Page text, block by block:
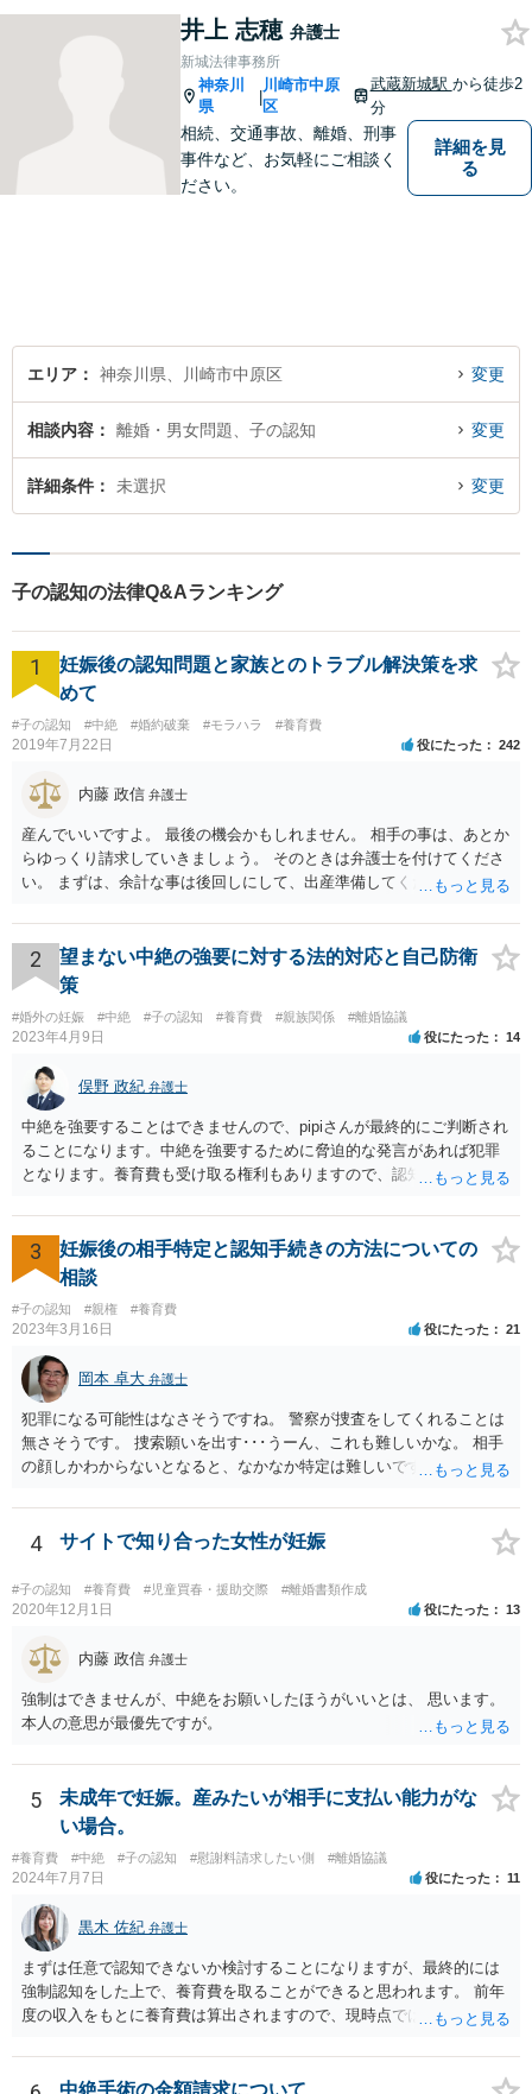
なんでも気軽に相談できる
「町のお医者さん」のような
弁護士でありたいと思ってお
ります。【電話相談可】
井上 志穂 弁護士
新城法律事務所
神奈川
県
|
川崎市中原
区
武蔵新城駅 から徒歩2
分
相続、交通事故、離婚、刑事
事件など、お気軽にご相談く
ださい。
詳細を見
る
エリア 神奈川県、川崎市中原区 変更
相談内容 離婚・男女問題、子の認知 変更
詳細条件 未選択 変更
子の認知の法律Q&Aランキング
1
妊娠後の認知問題と家族とのトラブル解決策を求
めて
#子の認知 #中絶 #婚約破棄 #モラハラ #養育費
2019年7月22日 役にたった 242
内藤 政信 弁護士
産んでいいですよ。 最後の機会かもしれません。 相手の事は、あとか
らゆっくり請求していきましょう。 そのときは弁護士を付けてくださ
い。 まずは、余計な事は後回しにして、出産準備してください。
2
望まない中絶の強要に対する法的対応と自己防衛
策
#婚外の妊娠 #中絶 #子の認知 #養育費 #親族関係 #離婚協議
2023年4月9日 役にたった 14
俣野 政紀 弁護士
中絶を強要することはできませんので、pipiさんが最終的にご判断され
ることになります。中絶を強要するために脅迫的な発言があれば犯罪
となります。養育費も受け取る権利もありますので、認知等につきお
勧めします。
3
妊娠後の相手特定と認知手続きの方法についての
相談
#子の認知 #親権 #養育費
2023年3月16日 役にたった 21
岡本 卓大 弁護士
犯罪になる可能性はなさそうですね。 警察が捜査をしてくれることは
無さそうです。 捜索願いを出す･･･うーん、これも難しいかな。 相手
の顔しかわからないとなると、なかなか特定は難しいですね。 お役に
4 サイトで知り合った女性が妊娠
#子の認知 #養育費 #児童買春・援助交際 #離婚書類作成
2020年12月1日 役にたった 13
内藤 政信 弁護士
強制はできませんが、中絶をお願いしたほうがいいとは、 思います。
本人の意思が最優先ですが。
5
未成年で妊娠。産みたいが相手に支払い能力がな
い場合。
#養育費 #中絶 #子の認知 #慰謝料請求したい側 #離婚協議
2024年7月7日 役にたった 11
黒木 佐紀 弁護士
まずは任意で認知できないか検討することになりますが、最終的には
強制認知をした上で、養育費を取ることができると思われます。 前年
度の収入をもとに養育費は算出されますので、現時点では少額しか取
育費の増額調停を起こすこともできます。 仮に中絶する場合でも、相
手方が妊娠について話し合いをしっかりしてくれない場合には、慰謝
中絶手術の金額請求について